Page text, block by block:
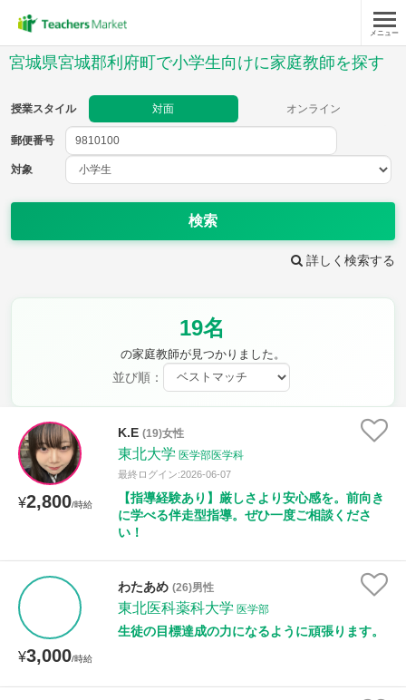
メニュー
宮城県宮城郡利府町で小学生向けに家庭教師を探す
授業スタイル 対面 オンライン
郵便番号
対象
検索
詳しく検索する
19名
の家庭教師が見つかりました。
並び順：
¥2,800/時給
K.E (19)女性
東北大学 医学部医学科
最終ログイン:2026-06-07
【指導経験あり】厳しさより安心感を。前向き
に学べる伴走型指導。ぜひ一度ご相談くださ
い！
¥3,000/時給
わたあめ (26)男性
東北医科薬科大学 医学部
生徒の目標達成の力になるように頑張ります。
郵便番号
教科
理科
保健・体育 図画工作 書写
時給：¥1,000 ～ ¥10,000
授業可能日
土曜日 日曜日
所属大学